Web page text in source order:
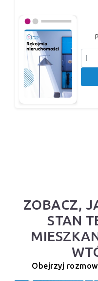
ZOBACZ,
STAN
Obejrzyj